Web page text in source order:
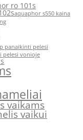
ro 101s
aquaphor s550 kaina
panaikinti pelesi
pelesi vonioje
vaikams
vaikui